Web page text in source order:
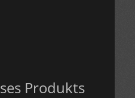
Produkts